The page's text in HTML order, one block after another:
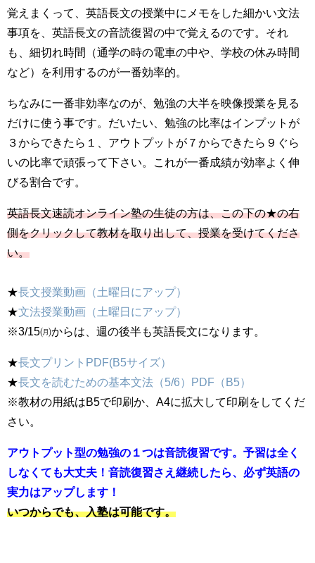
覚えまくって、英語長文の授業中にメモをした細かい文法
事項を、英語長文の音読復習の中で覚えるのです。それ
も、細切れ時間（通学の時の電車の中や、学校の休み時間
など）を利用するのが一番効率的。
ちなみに一番非効率なのが、勉強の大半を映像授業を見る
だけに使う事です。だいたい、勉強の比率はインプットが
３からできたら１、アウトプットが７からできたら９ぐら
いの比率で頑張って下さい。これが一番成績が効率よく伸
びる割合です。
英語長文速読オンライン塾の生徒の方は、この下の★の右
側をクリックして教材を取り出して、授業を受けてくださ
い。
★長文授業動画（土曜日にアップ）
★文法授業動画（土曜日にアップ）
※3/15㈪からは、週の後半も英語長文になります。
★長文プリントPDF(B5サイズ）
★長文を読むための基本文法（5/6）PDF（B5）
※教材の用紙はB5で印刷か、A4に拡大して印刷をしてくだ
さい。
アウトプット型の勉強の１つは音読復習です。予習は全く
しなくても大丈夫！音読復習さえ継続したら、必ず英語の
実力はアップします！
いつからでも、入塾は可能です。